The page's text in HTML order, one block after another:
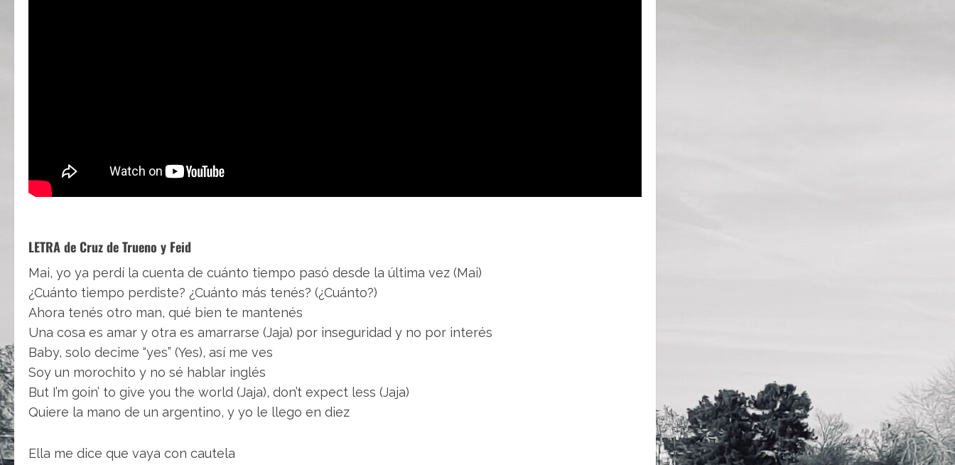
LETRA de Cruz de Trueno y Feid
Mai, yo ya perdí la cuenta de cuánto tiempo pasó desde la última vez (Mai)
¿Cuánto tiempo perdiste? ¿Cuánto más tenés? (¿Cuánto?)
Ahora tenés otro man, qué bien te mantenés
Una cosa es amar y otra es amarrarse (Jaja) por inseguridad y no por interés
Baby, solo decime “yes” (Yes), así me ves
Soy un morochito y no sé hablar inglés
But I’m goin’ to give you the world (Jaja), don’t expect less (Jaja)
Quiere la mano de un argentino, y yo le llego en diez
Ella me dice que vaya con cautela